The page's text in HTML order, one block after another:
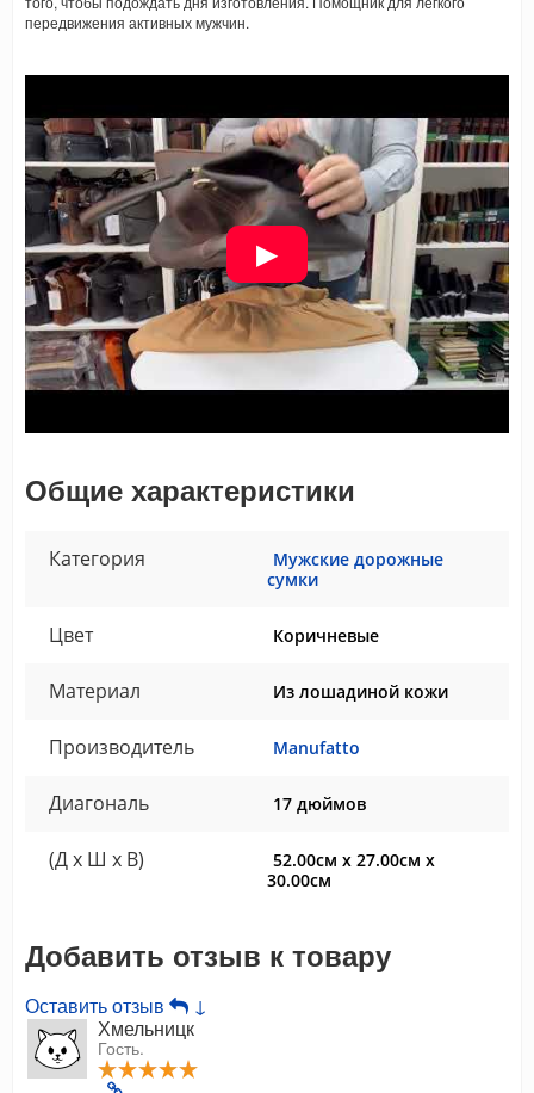
передвижения активных мужчин.
Общие характеристики
Категория
Мужские дорожные
сумки
Цвет Коричневые
Материал Из лошадиной кожи
Производитель Manufatto
Диагональ 17 дюймов
(Д x Ш x В)
52.00см x 27.00см x
30.00см
Добавить отзыв к товару
Оставить отзыв
↓
Хмельницк
Гость.